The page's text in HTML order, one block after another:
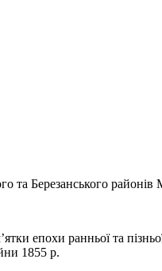
Березанського районів
епохи ранньої та
1855 р.